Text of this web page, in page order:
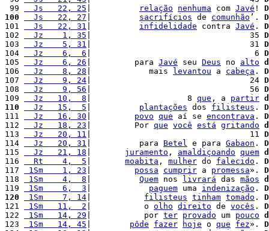
99
  Js   22, 25
relação nenhuma com Javé !
100
  Js   22, 27
sacrifícios de comunhão ’.
101
  Js   22, 31
infidelidade contra Javé .
102
  Jz    1, 35
|                                 35
103
  Jz    5, 31
|                                 31
104
  Jz    6,  6
|                                  6
105
  Jz    6, 26
|         para Javé seu Deus no alto
106
  Jz    8, 28
|            mais levantou a cabeça .
107
  Jz    9, 24
|                                 24
108
  Jz    9, 56
|                                 56
109
  Jz   10,  8
|                    8 que , a partir
110
  Jz   15,  5
plantações dos filisteus .
111
  Jz   16, 30
povo que aí se encontrava .
112
  Jz   18, 23
|         Por que você está gritando
113
  Jz   20, 11
|                                 11
114
  Jz   20, 31
|          para Betel e para Gabaon .
115
  Jz   21, 18
juramento , amaldiçoando quem
116
  Rt    4,  5
moabita , mulher do falecido .
117
1Sm    1, 23 possa cumprir a promessa».
118
1Sm    4,  8 Quem nos livrará das mãos
119
1Sm    6,  3 paguem uma indenização .
120
1Sm    7, 14 filisteus tinham tomado .
121
1Sm   11,  2 |           o olho direito de vocês .
122
1Sm   14, 29 |           por ter provado um pouco
123
1Sm   14, 45 pôde fazer hoje o que fez».